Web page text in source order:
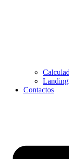
Contactos